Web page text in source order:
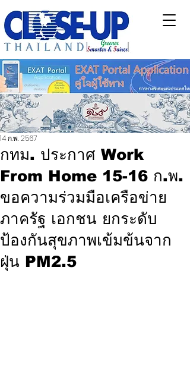
กทม. ประกาศ Work
From Home 15-16 ก.พ.
ขอความร่วมมือเครือข่าย
ภาครัฐ เอกชน ยกระดับ
ป้องกันสุขภาพเข้มข้นจาก
ฝุ่น PM2.5
14 ก.พ. 2567